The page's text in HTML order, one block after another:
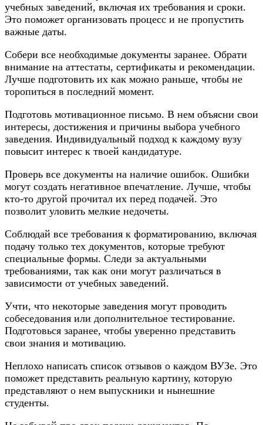
учебных заведений, включая их требования и сроки.
Это поможет организовать процесс и не пропустить
важные даты.
Собери все необходимые документы заранее. Обрати
внимание на аттестаты, сертификаты и рекомендации.
Лучше подготовить их как можно раньше, чтобы не
торопиться в последний момент.
Подготовь мотивационное письмо. В нем объясни свои
интересы, достижения и причины выбора учебного
заведения. Индивидуальный подход к каждому вузу
повысит интерес к твоей кандидатуре.
Проверь все документы на наличие ошибок. Ошибки
могут создать негативное впечатление. Лучше, чтобы
кто-то другой прочитал их перед подачей. Это
позволит уловить мелкие недочеты.
Соблюдай все требования к форматированию, включая
подачу только тех документов, которые требуют
специальные формы. Следи за актуальными
требованиями, так как они могут различаться в
зависимости от учебных заведений.
Учти, что некоторые заведения могут проводить
собеседования или дополнительное тестирование.
Подготовься заранее, чтобы уверенно представить
свои знания и мотивацию.
Неплохо написать список отзывов о каждом ВУЗе. Это
поможет представить реальную картину, которую
представляют о нем выпускники и нынешние
студенты.